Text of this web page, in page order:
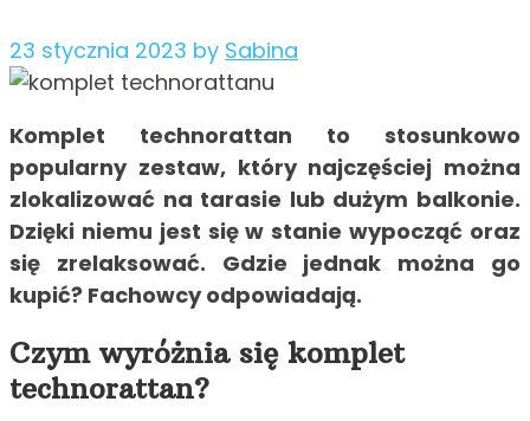
23 stycznia 2023 by Sabina
Komplet technorattan to stosunkowo
popularny zestaw, który najczęściej można
zlokalizować na tarasie lub dużym balkonie.
Dzięki niemu jest się w stanie wypocząć oraz
się zrelaksować. Gdzie jednak można go
kupić? Fachowcy odpowiadają.
Czym wyróżnia się komplet
technorattan?